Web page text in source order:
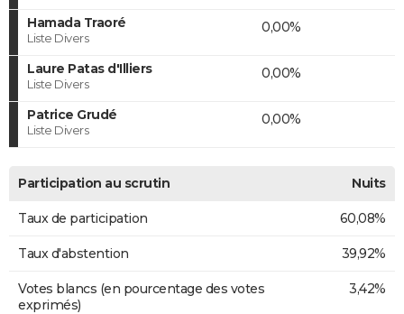
Hamada Traoré
Liste Divers
0,00%
Laure Patas d'Illiers
Liste Divers
0,00%
Patrice Grudé
Liste Divers
0,00%
Participation au scrutin Nuits
Taux de participation 60,08%
Taux d'abstention 39,92%
Votes blancs (en pourcentage des votes
exprimés)
3,42%